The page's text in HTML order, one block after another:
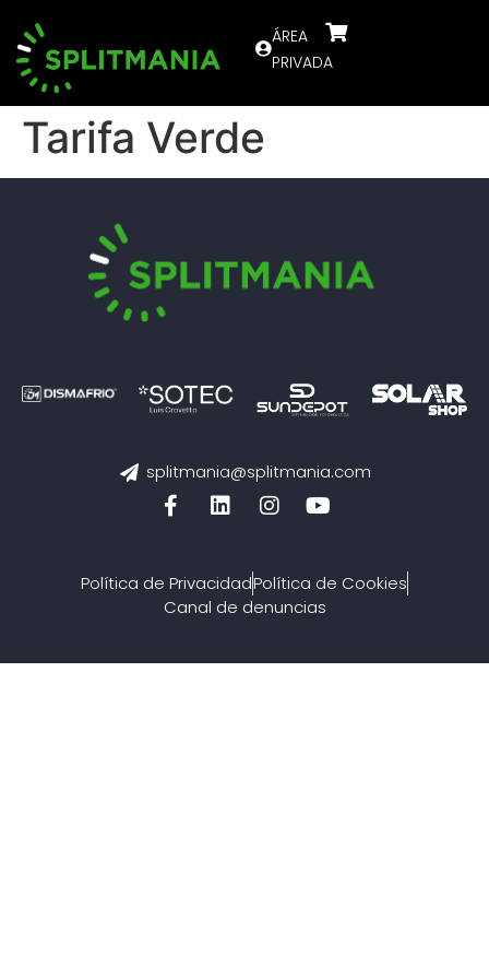
ÁREA
PRIVADA
Tarifa Verde
splitmania@splitmania.com
Política de PrivacidadPolítica de Cookies
Canal de denuncias